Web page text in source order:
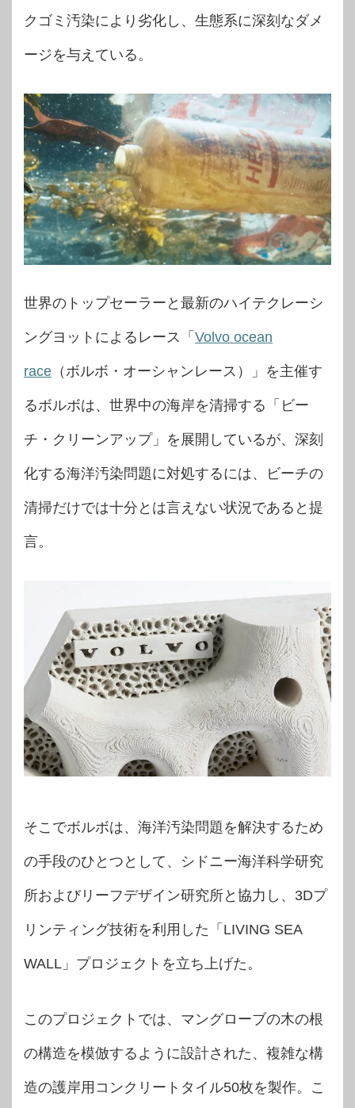
クゴミ汚染により劣化し、生態系に深刻なダメ
ージを与えている。
世界のトップセーラーと最新のハイテクレーシ
ングヨットによるレース「 Volvo ocean
race （ボルボ・オーシャンレース）」を主催す
るボルボは、世界中の海岸を清掃する「ビー
チ・クリーンアップ」を展開しているが、深刻
化する海洋汚染問題に対処するには、ビーチの
清掃だけでは十分とは言えない状況であると提
言。
そこでボルボは、海洋汚染問題を解決するため
の手段のひとつとして、シドニー海洋科学研究
所およびリーフデザイン研究所と協力し、3Dプ
リンティング技術を利用した「LIVING SEA
WALL」プロジェクトを立ち上げた。
このプロジェクトでは、マングローブの木の根
の構造を模倣するように設計された、複雑な構
造の護岸用コンクリートタイル50枚を製作。こ